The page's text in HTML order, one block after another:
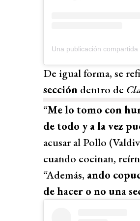
Una publicación
De igual forma, se
sección dentro de
“Me lo tomo con
de todo y a la vez
acusar al Pollo
cuando cocinan,
“Además, ando
de hacer o no una